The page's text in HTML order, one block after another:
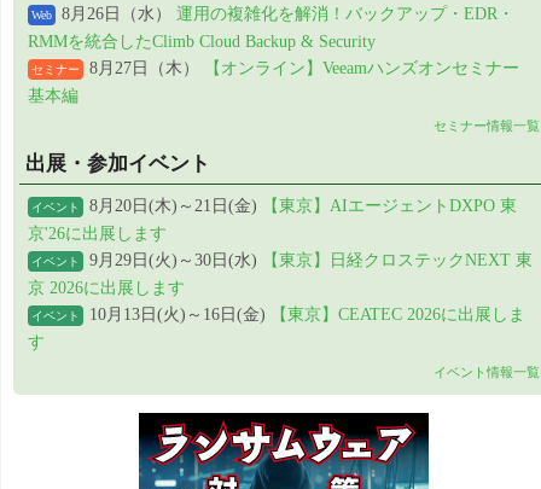
Web 8月26日（水） 運用の複雑化を解消！バックアップ・EDR・
RMMを統合したClimb Cloud Backup & Security
セミナー 8月27日（木）
【オンライン】Veeamハンズオンセミナー
基本編
セミナー情報一覧
出展・参加イベント
イベント 8月20日(木)～21日(金)
【東京】AIエージェントDXPO 東
京'26に出展します
イベント 9月29日(火)～30日(水)
【東京】日経クロステックNEXT 東
京 2026に出展します
イベント 10月13日(火)～16日(金)
【東京】CEATEC 2026に出展しま
す
イベント情報一覧